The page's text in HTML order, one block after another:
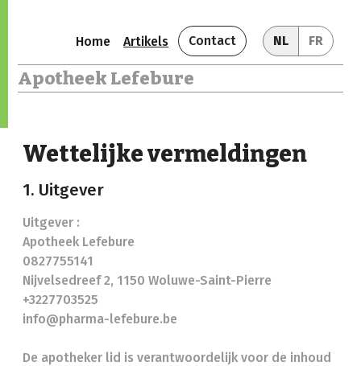
Home Artikels Contact NL FR
Apotheek Lefebure
Wettelijke vermeldingen
1. Uitgever
Uitgever :
Apotheek Lefebure
0827755141
Nijvelsedreef 2, 1150 Woluwe-Saint-Pierre
+3227703525
info@pharma-lefebure.be
De apotheker lid is verantwoordelijk voor de inhoud